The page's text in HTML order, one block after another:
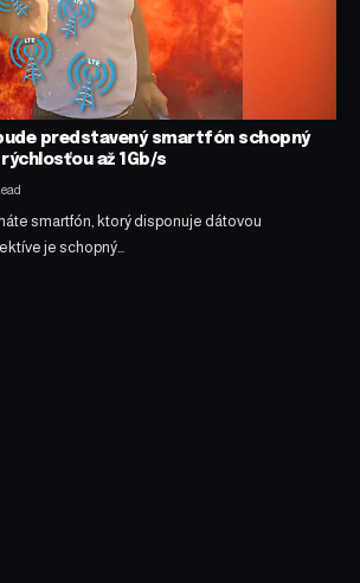
bude predstavený smartfón schopný
až 1Gb/s
smartfón, ktorý disponuje dátovou
je schopný…